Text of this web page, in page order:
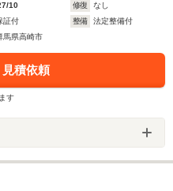
10 修復
なし
証付 整備
法定整備付
馬県高崎市
積依頼
す